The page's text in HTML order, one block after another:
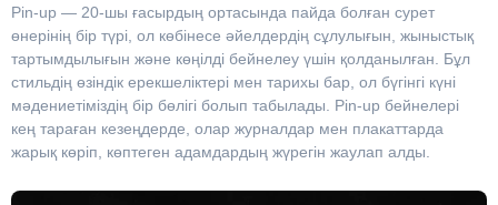
Pin-up — 20-шы ғасырдың ортасында пайда болған сурет
өнерінің бір түрі, ол көбінесе әйелдердің сұлулығын, жыныстық
тартымдылығын және көңілді бейнелеу үшін қолданылған. Бұл
стильдің өзіндік ерекшеліктері мен тарихы бар, ол бүгінгі күні
мәдениетіміздің бір бөлігі болып табылады. Pin-up бейнелері
кең тараған кезеңдерде, олар журналдар мен плакаттарда
жарық көріп, көптеген адамдардың жүрегін жаулап алды.